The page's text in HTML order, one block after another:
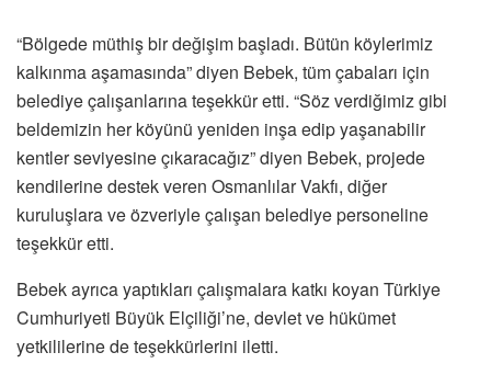
“Bölgede müthiş bir değişim başladı. Bütün köylerimiz
kalkınma aşamasında” diyen Bebek, tüm çabaları için
belediye çalışanlarına teşekkür etti. “Söz verdiğimiz gibi
beldemizin her köyünü yeniden inşa edip yaşanabilir
kentler seviyesine çıkaracağız” diyen Bebek, projede
kendilerine destek veren Osmanlılar Vakfı, diğer
kuruluşlara ve özveriyle çalışan belediye personeline
teşekkür etti.
Bebek ayrıca yaptıkları çalışmalara katkı koyan Türkiye
Cumhuriyeti Büyük Elçiliği’ne, devlet ve hükümet
yetkililerine de teşekkürlerini iletti.